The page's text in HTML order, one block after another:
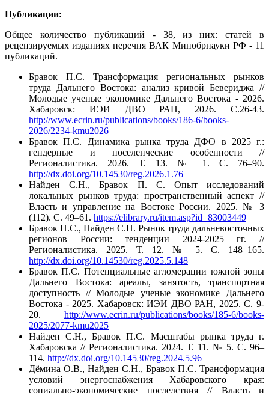
Публикации:
Общее количество публикаций - 38, из них: статей в
рецензируемых изданиях перечня ВАК Минобрнауки РФ - 11
публикаций.
Бравок П.С. Трансформация региональных рынков
труда Дальнего Востока: анализ кривой Бевериджа //
Молодые ученые экономике Дальнего Востока - 2026.
Хабаровск: ИЭИ ДВО РАН, 2026. С.26-43.
http://www.ecrin.ru/publications/books/186-6/books-
2026/2234-kmu2026
Бравок П.С. Динамика рынка труда ДФО в 2025 г.:
гендерные и поселенческие особенности //
Регионалистика. 2026. Т. 13. № 1. С. 76–90.
http://dx.doi.org/10.14530/reg.2026.1.76
Найден С.Н., Бравок П. С. Опыт исследований
локальных рынков труда: пространственный аспект //
Власть и управление на Востоке России. 2025. № 3
(112). С. 49–61. https://elibrary.ru/item.asp?id=83003449
Бравок П.С., Найден С.Н. Рынок труда дальневосточных
регионов России: тенденции 2024-2025 гг. //
Регионалистика. 2025. Т. 12. № 5. С. 148–165.
http://dx.doi.org/10.14530/reg.2025.5.148
Бравок П.С. Потенциальные агломерации южной зоны
Дальнего Востока: ареалы, занятость, транспортная
доступность // Молодые ученые экономике Дальнего
Востока - 2025. Хабаровск: ИЭИ ДВО РАН, 2025. С. 9-
20. http://www.ecrin.ru/publications/books/185-6/books-
2025/2077-kmu2025
Найден С.Н., Бравок П.С. Масштабы рынка труда г.
Хабаровска // Регионалистика. 2024. Т. 11. № 5. С. 96–
114. http://dx.doi.org/10.14530/reg.2024.5.96
Дёмина О.В., Найден С.Н., Бравок П.С. Трансформация
условий энергоснабжения Хабаровского края:
социально-экономические последствия // Власть и